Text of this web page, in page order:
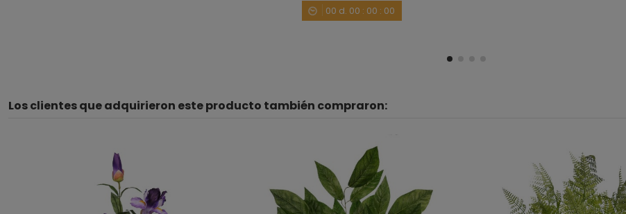
00 d. 00 : 00 : 00
Los clientes que adquirieron este producto también compraron: